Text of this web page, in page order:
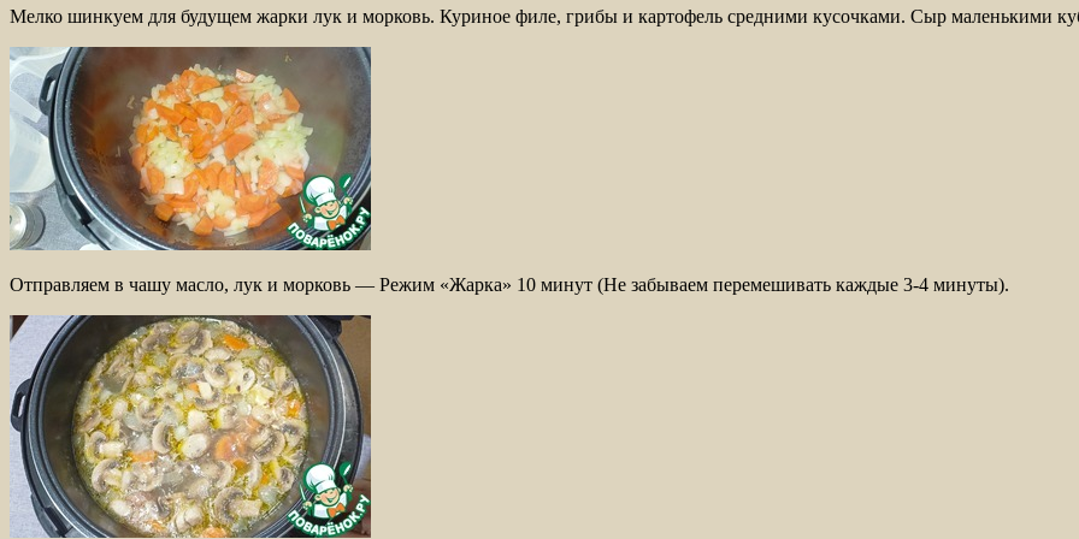
Мелко шинкуем для будущем жарки лук и морковь. Куриное филе, грибы и картофель средними кусочками. Сыр маленькими
Отправляем в чашу масло, лук и морковь — Режим «Жарка» 10 минут (Не забываем перемешивать каждые 3-4 минуты).